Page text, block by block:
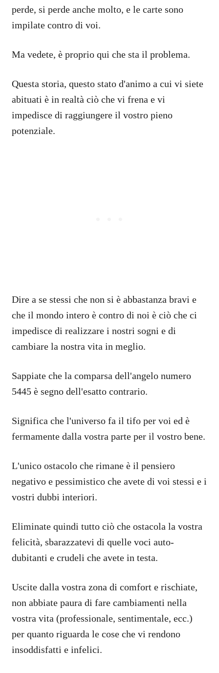
perde, si perde anche molto, e le carte sono
impilate contro di voi.
Ma vedete, è proprio qui che sta il problema.
Questa storia, questo stato d'animo a cui vi siete
abituati è in realtà ciò che vi frena e vi
impedisce di raggiungere il vostro pieno
potenziale.
Dire a se stessi che non si è abbastanza bravi e
che il mondo intero è contro di noi è ciò che ci
impedisce di realizzare i nostri sogni e di
cambiare la nostra vita in meglio.
Sappiate che la comparsa dell'angelo numero
5445 è segno dell'esatto contrario.
Significa che l'universo fa il tifo per voi ed è
fermamente dalla vostra parte per il vostro bene.
L'unico ostacolo che rimane è il pensiero
negativo e pessimistico che avete di voi stessi e i
vostri dubbi interiori.
Eliminate quindi tutto ciò che ostacola la vostra
felicità, sbarazzatevi di quelle voci auto-
dubitanti e crudeli che avete in testa.
Uscite dalla vostra zona di comfort e rischiate,
non abbiate paura di fare cambiamenti nella
vostra vita (professionale, sentimentale, ecc.)
per quanto riguarda le cose che vi rendono
insoddisfatti e infelici.